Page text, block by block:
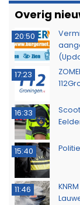
Overig
20:50
17:23
16:33
15:40
11:46